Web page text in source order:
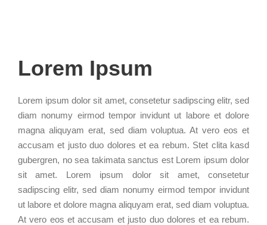
Lorem Ipsum
Lorem ipsum dolor sit amet, consetetur sadipscing elitr, sed
diam nonumy eirmod tempor invidunt ut labore et dolore
magna aliquyam erat, sed diam voluptua. At vero eos et
accusam et justo duo dolores et ea rebum. Stet clita kasd
gubergren, no sea takimata sanctus est Lorem ipsum dolor
sit amet. Lorem ipsum dolor sit amet, consetetur
sadipscing elitr, sed diam nonumy eirmod tempor invidunt
ut labore et dolore magna aliquyam erat, sed diam voluptua.
At vero eos et accusam et justo duo dolores et ea rebum.